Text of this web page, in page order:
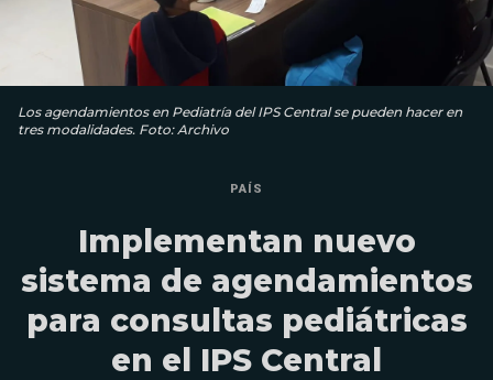
Los agendamientos en Pediatría del IPS Central se pueden hacer en
tres modalidades. Foto: Archivo
PAÍS
Implementan nuevo
sistema de agendamientos
para consultas pediátricas
en el IPS Central